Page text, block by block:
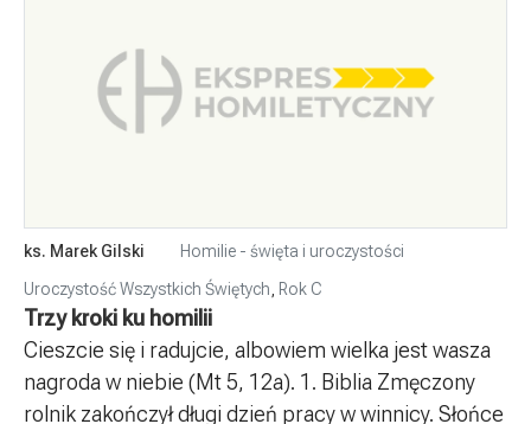
ks. Marek Gilski
Homilie - święta i uroczystości
Uroczystość Wszystkich Świętych
Rok C
Trzy kroki ku homilii
Cieszcie się i radujcie, albowiem wielka jest wasza
nagroda w niebie (Mt 5, 12a). 1. Biblia Zmęczony
rolnik zakończył długi dzień pracy w winnicy. Słońce